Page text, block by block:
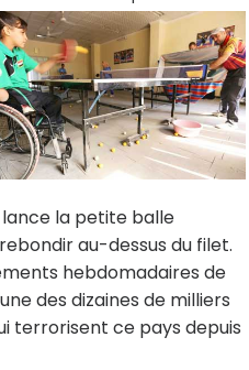
lance la petite balle
au-dessus du filet.
hebdomadaires de
des dizaines de milliers
terrorisent ce pays depuis